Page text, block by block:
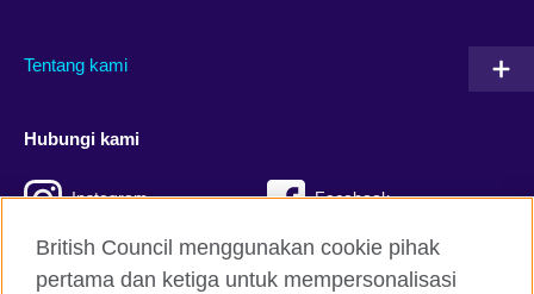
Tentang kami
Hubungi kami
Instagram Facebook
Twitter TikTok
British Council menggunakan cookie pihak
pertama dan ketiga untuk mempersonalisasi